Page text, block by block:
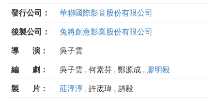
發行公司：
華聯國際影音股份有限公司
後製公司：
兔將創意影業股份有限公司
導 演：
吳子雲
編 劇：
吳子雲 , 何素芬 , 鄭源成 , 廖明毅
製 片：
莊淳淳 , 許宬瑋 , 趙毅